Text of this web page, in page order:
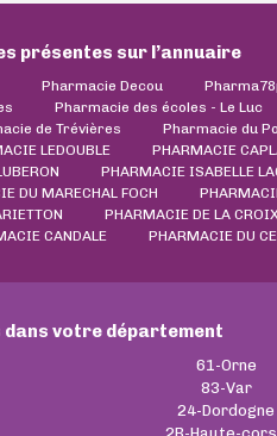
présentes sur l’annuaire
Pharmacie Decou
Pharmacie des écoles - Le Luc
de Trévières Pharmacie du
LEDOUBLE PHARMACIE
PHARMACIE ISABELLE
DU MARECHAL FOCH
PHARMACIE DE LA
CANDALE PHARMACIE DU
dans votre département
61-Orne
83-Var
24-Dordogne